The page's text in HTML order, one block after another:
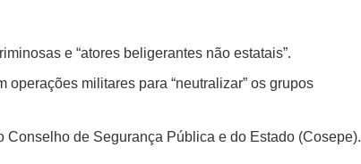
e “atores beligerantes não estatais”.
militares para “neutralizar” os grupos
de Segurança Pública e do Estado (Cosepe).